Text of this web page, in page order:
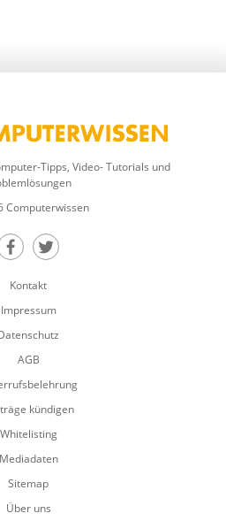
Tipps, Video- Tutorials und
Computerwissen
Teilen auf Facebook
Teilen auf Twitter
Kontakt
Impressum
AGB
kündigen
Whitelisting
Mediadaten
Sitemap
Über uns